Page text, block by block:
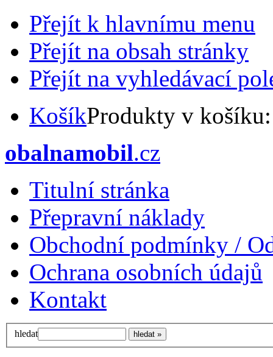
Přejít k hlavnímu menu
Přejít na obsah stránky
Přejít na vyhledávací
KošíkProdukty v
obalnamobil.cz
Titulní stránka
Přepravní náklady
Obchodní podmínky /
Ochrana osobních údajů
Kontakt
hledat